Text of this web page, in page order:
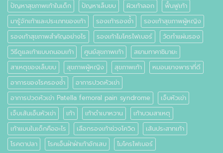
ปัญหาสุขภาพเท้าในเด็ก
ปัญหาเล็บขบ ผิวเท้าลอก
ฟื้นฟูเท้า
มารู้จักเท้าและประเภทของเท้า
รองเท้ารองช้ำ
รองเท้าสุขภาพผู้หญิง
รองเท้าสุขภาพสำคัญอย่างไร
รองเท้าไมโครไฟเบอร์
วัดทำแผ่นรอง
วิธีดูแลเท้าแบบถนอมเท้า
ศูนย์สุขภาพเท้า
สยามทาคาชิมายะ
สาเหตุของเล็บขบ
สุขภาพผู้หญิง สุขภาพเท้า
หมอนยางพาราที่ดี
อาการของโรครองช้ำ
อาการปวดหัวเข่า
อาการปวดหัวเข่า Patella femoral pain syndrome
เจ็บหัวเข่า
เจ็บเส้นเอ็นหัวเข่า
เท้า เท้าดำเบาหวาน
เท้าบวมสาเหตุ
เท้าแบนในเด็กคืออะไร
เลือกรองเท้าช่วงโควิด
เส้นประสาทเท้า
โรคตาปลา
โรคเอ็นฝ่าฝ่าเท้าอักเสบ ไมโครไฟเบอร์